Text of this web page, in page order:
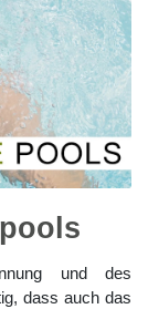
und des
dass auch das